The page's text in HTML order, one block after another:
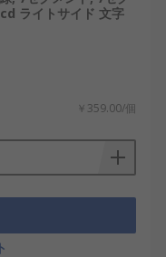
ライトサイド 文字
￥359.00/個